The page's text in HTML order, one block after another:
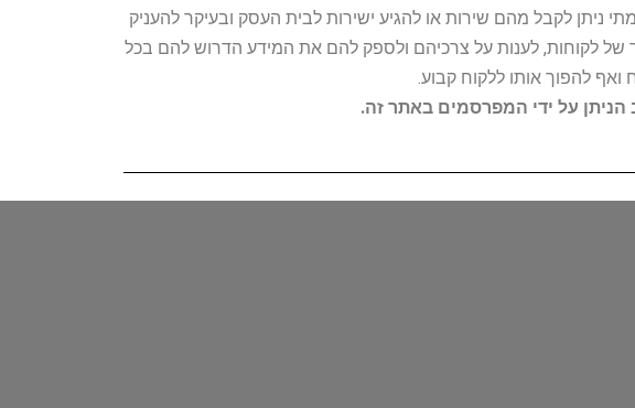
לקבל מהם שירות או להגיע ישירות לבית העסק ובעיקר להעניק
של לקוחות, לענות על צרכיהם ולספק להם את המידע הדרוש להם בכל
ואף להפוך אותו ללקוח קבוע.
הניתן על ידי המפרסמים באתר זה.